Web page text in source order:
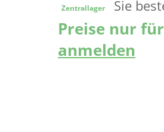
Zentrallager
Preise nur
anmelden